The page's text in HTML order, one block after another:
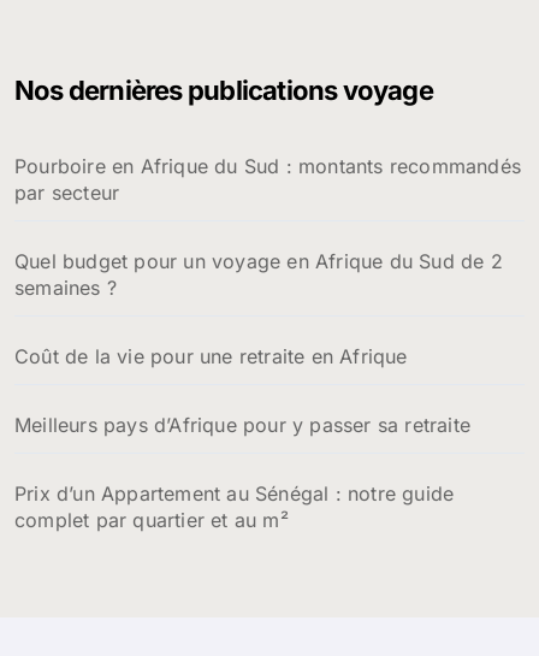
Nos dernières publications voyage
Pourboire en Afrique du Sud : montants recommandés
par secteur
Quel budget pour un voyage en Afrique du Sud de 2
semaines ?
Coût de la vie pour une retraite en Afrique
Meilleurs pays d’Afrique pour y passer sa retraite
Prix d’un Appartement au Sénégal : notre guide
complet par quartier et au m²